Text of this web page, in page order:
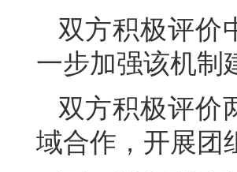
双方积极评价
一步加强该机制
双方积极评价
域合作，开展团